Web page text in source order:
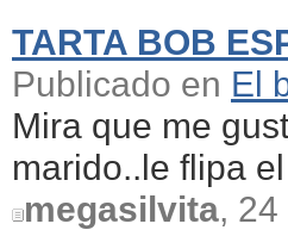
TARTA BOB
Publicado en El
Mira que me
marido..le flipa
megasilvita,